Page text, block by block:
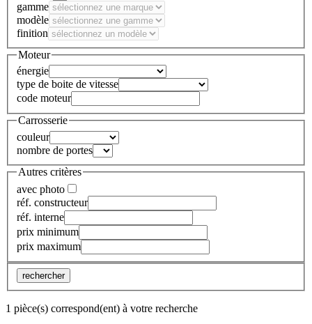
gamme
modèle
finition
Moteur
énergie
type de boite de vitesse
code moteur
Carrosserie
couleur
nombre de portes
Autres critères
avec photo
réf. constructeur
réf. interne
prix minimum
prix maximum
rechercher
1 pièce(s) correspond(ent) à votre recherche